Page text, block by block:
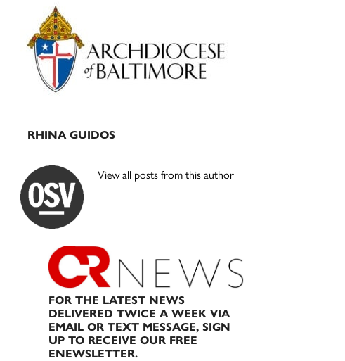
Primary
Sidebar
RHINA GUIDOS
View all posts from this author
FOR THE LATEST NEWS
DELIVERED TWICE A WEEK VIA
EMAIL OR TEXT MESSAGE, SIGN
UP TO RECEIVE OUR FREE
ENEWSLETTER.